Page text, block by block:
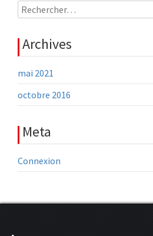
Rechercher :
Archives
mai 2021
octobre 2016
Meta
Connexion